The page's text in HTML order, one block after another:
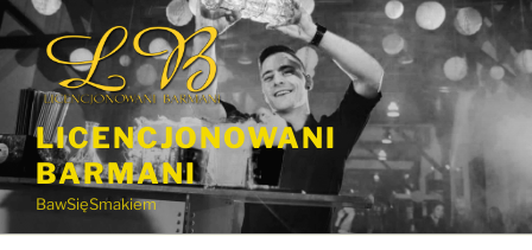
Przejdź
do
treści
LICENCJONOWANI
BARMANI
BawSięSmakiem